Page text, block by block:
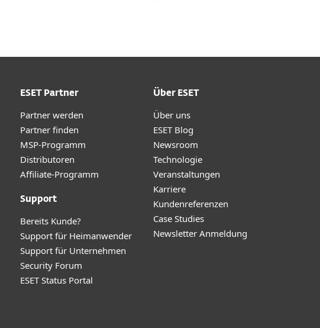
ESET Partner
Partner werden
Partner finden
MSP-Programm
Distributoren
Affiliate-Programm
Support
Bereits Kunde?
Support für Heimanwender
Support für Unternehmen
Security Forum
ESET Status Portal
Über ESET
Über uns
ESET Blog
Newsroom
Technologie
Veranstaltungen
Karriere
Kundenreferenzen
Case Studies
Newsletter Anmeldung